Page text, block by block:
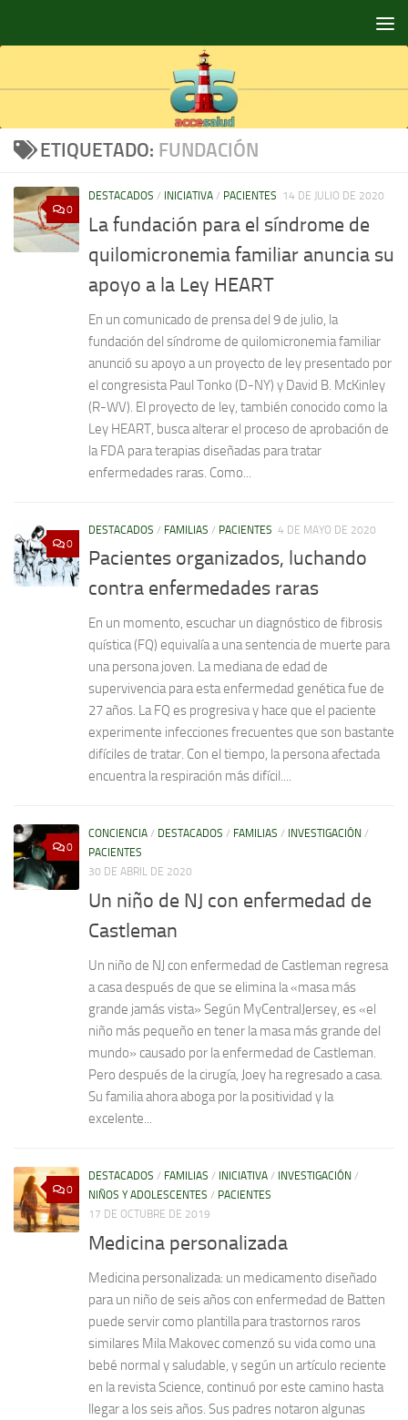
ETIQUETADO: FUNDACIÓN
0
DESTACADOS / INICIATIVA / PACIENTES 14 DE JULIO DE 2020
La fundación para el síndrome de
quilomicronemia familiar anuncia su
apoyo a la Ley HEART
En un comunicado de prensa del 9 de julio, la
fundación del síndrome de quilomicronemia familiar
anunció su apoyo a un proyecto de ley presentado por
el congresista Paul Tonko (D-NY) y David B. McKinley
(R-WV). El proyecto de ley, también conocido como la
Ley HEART, busca alterar el proceso de aprobación de
la FDA para terapias diseñadas para tratar
enfermedades raras. Como...
0
DESTACADOS / FAMILIAS / PACIENTES 4 DE MAYO DE 2020
Pacientes organizados, luchando
contra enfermedades raras
En un momento, escuchar un diagnóstico de fibrosis
quística (FQ) equivalía a una sentencia de muerte para
una persona joven. La mediana de edad de
supervivencia para esta enfermedad genética fue de
27 años. La FQ es progresiva y hace que el paciente
experimente infecciones frecuentes que son bastante
difíciles de tratar. Con el tiempo, la persona afectada
encuentra la respiración más difícil....
0
CONCIENCIA / DESTACADOS / FAMILIAS / INVESTIGACIÓN /
PACIENTES
30 DE ABRIL DE 2020
Un niño de NJ con enfermedad de
Castleman
Un niño de NJ con enfermedad de Castleman regresa
a casa después de que se elimina la «masa más
grande jamás vista» Según MyCentralJersey, es «el
niño más pequeño en tener la masa más grande del
mundo» causado por la enfermedad de Castleman.
Pero después de la cirugía, Joey ha regresado a casa.
Su familia ahora aboga por la positividad y la
excelente...
0
DESTACADOS / FAMILIAS / INICIATIVA / INVESTIGACIÓN /
NIÑOS Y ADOLESCENTES / PACIENTES
17 DE OCTUBRE DE 2019
Medicina personalizada
Medicina personalizada: un medicamento diseñado
para un niño de seis años con enfermedad de Batten
puede servir como plantilla para trastornos raros
similares Mila Makovec comenzó su vida como una
bebé normal y saludable, y según un artículo reciente
en la revista Science, continuó por este camino hasta
llegar a los seis años. Sus padres notaron algunas